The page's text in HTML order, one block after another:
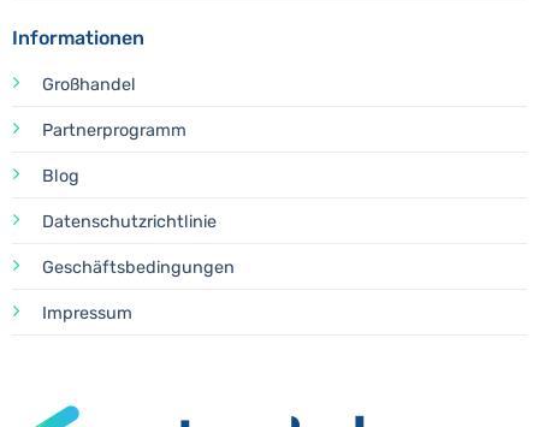
Informationen
Großhandel
Partnerprogramm
Blog
Datenschutzrichtlinie
Geschäftsbedingungen
Impressum